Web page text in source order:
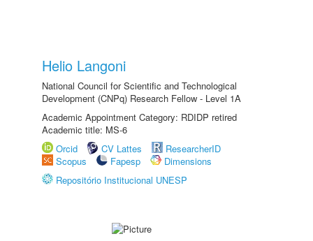
Helio Langoni
National Council for Scientific and Technological
Development (CNPq) Research Fellow - Level 1A
Academic Appointment Category: RDIDP retired
Academic title: MS-6
Orcid
CV Lattes
ResearcherID
Scopus
Fapesp
Dimensions
Repositório Institucional UNESP